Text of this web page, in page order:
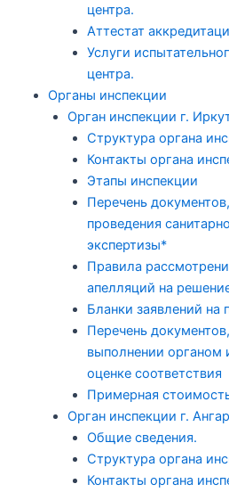
центра.
Аттестат
Услуги
центра.
Органы инспекции
Орган инспекции г.
Структура органа
Контакты органа
Этапы инспекции
Перечень
проведения
экспертизы*
Правила
апелляций на
Бланки заявлений на
Перечень
выполнении органом
оценке соответствия
Примерная
Орган инспекции г.
Общие сведения.
Структура органа
Контакты органа